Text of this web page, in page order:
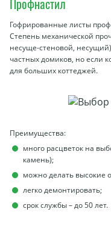
Профнастил
Гофрированные листы
Степень механической
несуще-стеновой,
частных домиков, но если
для больших коттеджей.
Преимущества:
много расцветок на
камень);
можно делать высокие
легко демонтировать;
срок службы – до 50 лет.